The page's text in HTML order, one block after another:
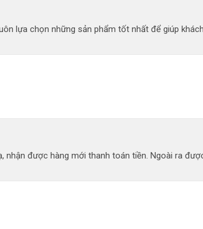
lựa chọn những sản phẩm tốt nhất để giúp
nhận được hàng mới thanh toán tiền. Ngoài ra